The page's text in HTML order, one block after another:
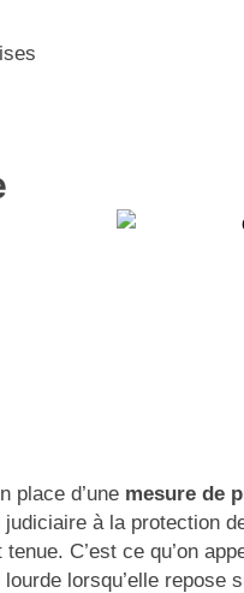
place d’une mesure de
à la protection
C’est ce qu’on
lorsqu’elle repose